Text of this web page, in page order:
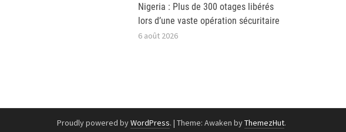
Nigeria : Plus de 300 otages libérés
lors d’une vaste opération sécuritaire
6 août 2026
Proudly powered byWordPress. | Theme: Awaken byThemezHut.